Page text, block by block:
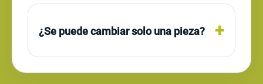
¿Se puede cambiar solo una pieza?